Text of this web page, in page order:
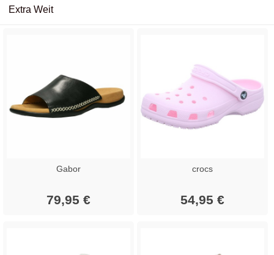
Extra Weit
Gabor
79,95 €
crocs
54,95 €